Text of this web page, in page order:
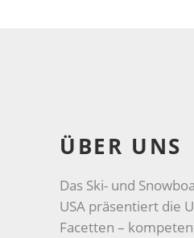
ÜBER UNS
Das Ski- und
USA präsentiert die
Facetten –